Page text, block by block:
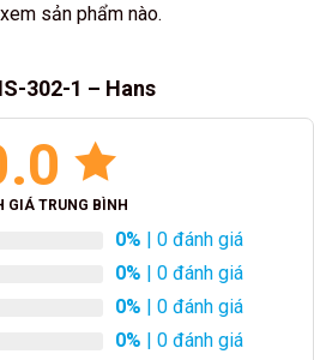
sản phẩm nào.
302-1 – Hans
GIÁ TRUNG BÌNH
0% | 0 đánh giá
0% | 0 đánh giá
0% | 0 đánh giá
0% | 0 đánh giá